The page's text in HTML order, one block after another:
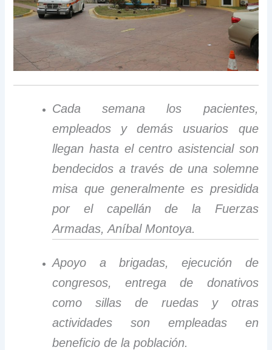
Cada semana los pacientes,
empleados y demás usuarios que
llegan hasta el centro asistencial son
bendecidos a través de una solemne
misa que generalmente es presidida
por el capellán de la Fuerzas
Armadas, Aníbal Montoya.
Apoyo a brigadas, ejecución de
congresos, entrega de donativos
como sillas de ruedas y otras
actividades son empleadas en
beneficio de la población.